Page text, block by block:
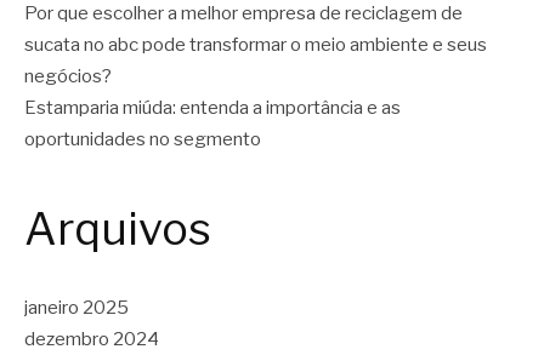
Por que escolher a melhor empresa de reciclagem de
sucata no abc pode transformar o meio ambiente e seus
negócios?
Estamparia miúda: entenda a importância e as
oportunidades no segmento
Arquivos
janeiro 2025
dezembro 2024